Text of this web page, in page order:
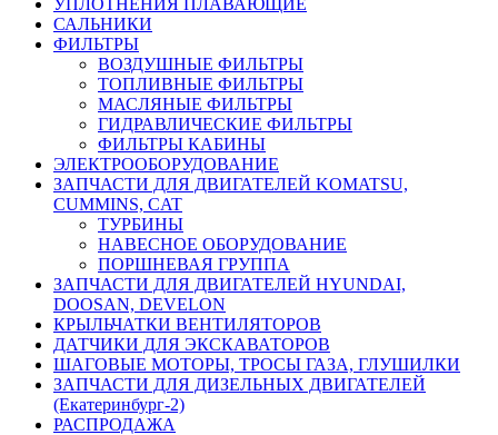
САЛЬНИКИ
ФИЛЬТРЫ
ВОЗДУШНЫЕ ФИЛЬТРЫ
ТОПЛИВНЫЕ ФИЛЬТРЫ
МАСЛЯНЫЕ ФИЛЬТРЫ
ГИДРАВЛИЧЕСКИЕ ФИЛЬТРЫ
ФИЛЬТРЫ КАБИНЫ
ЭЛЕКТРООБОРУДОВАНИЕ
ЗАПЧАСТИ ДЛЯ ДВИГАТЕЛЕЙ KOMATSU,
CUMMINS, CAT
ТУРБИНЫ
НАВЕСНОЕ ОБОРУДОВАНИЕ
ПОРШНЕВАЯ ГРУППА
ЗАПЧАСТИ ДЛЯ ДВИГАТЕЛЕЙ HYUNDAI,
DOOSAN, DEVELON
КРЫЛЬЧАТКИ ВЕНТИЛЯТОРОВ
ДАТЧИКИ ДЛЯ ЭКСКАВАТОРОВ
ШАГОВЫЕ МОТОРЫ, ТРОСЫ ГАЗА, ГЛУШИЛКИ
ЗАПЧАСТИ ДЛЯ ДИЗЕЛЬНЫХ ДВИГАТЕЛЕЙ
(Екатеринбург-2)
РАСПРОДАЖА